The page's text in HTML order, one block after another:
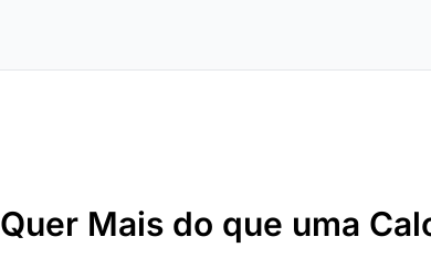
Quer Mais do que uma